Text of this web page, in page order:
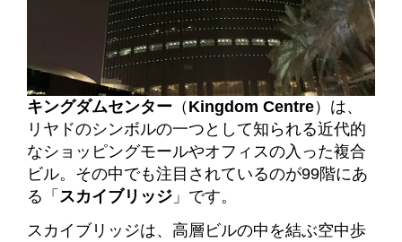
キングダムセンター （ Kingdom Centre）は、
リヤドのシンボルの一つとして知られる近代的
なショッピングモールやオフィスの入った複合
ビル。その中でも注目されているのが99階にあ
る「 スカイブリッジ 」です。
スカイブリッジは、高層ビルの中を結ぶ空中歩